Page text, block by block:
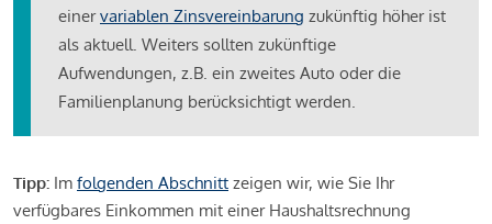
einervariablen Zinsvereinbarung zukünftig höher ist
als aktuell. Weiters sollten zukünftige
Aufwendungen, z.B. ein zweites Auto oder die
Familienplanung berücksichtigt werden.
Tipp: Im folgenden Abschnitt zeigen wir, wie Sie Ihr
verfügbares Einkommen mit einer Haushaltsrechnung